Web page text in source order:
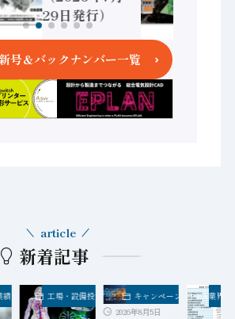
29日発行）
号＆バックナンバー一覧
新着記事
article
績 工場・設備投資
キャンペーン
2026年8月5日
FA業界・